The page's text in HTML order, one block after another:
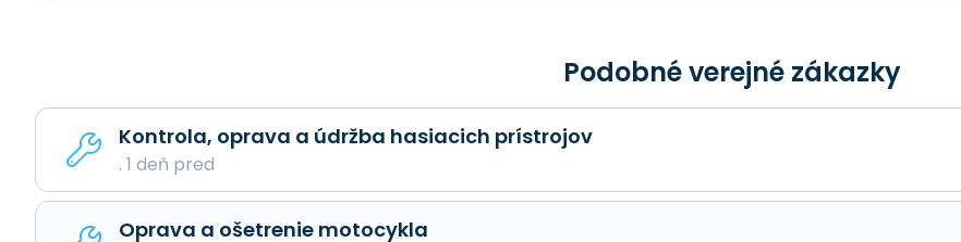
Podobné verejné zákazky
Kontrola, oprava a údržba hasiacich prístrojov
. 1 deň pred
Oprava a ošetrenie motocykla